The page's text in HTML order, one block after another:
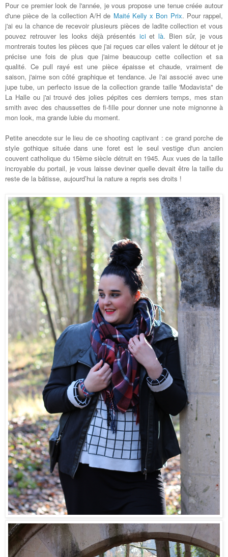
Pour ce premier look de l'année, je vous propose une tenue créée autour
d'une pièce de la collection A/H de Maité Kelly x Bon Prix. Pour rappel,
j'ai eu la chance de recevoir plusieurs pièces de ladite collection et vous
pouvez retrouver les looks déjà présentés icietlà. Bien sûr, je vous
montrerais toutes les pièces que j'ai reçues car elles valent le détour et je
précise une fois de plus que j'aime beaucoup cette collection et sa
qualité. Ce pull rayé est une pièce épaisse et chaude, vraiment de
saison, j'aime son côté graphique et tendance. Je l'ai associé avec une
jupe tube, un perfecto issue de la collection grande taille 'Modavista" de
La Halle ou j'ai trouvé des jolies pépites ces derniers temps, mes stan
smith avec des chaussettes de fi-fille pour donner une note mignonne à
mon look, ma grande lubie du moment.
Petite anecdote sur le lieu de ce shooting captivant : ce grand porche de
style gothique située dans une foret est le seul vestige d'un ancien
couvent catholique du 15ème siècle détruit en 1945. Aux vues de la taille
incroyable du portail, je vous laisse deviner quelle devait être la taille du
reste de la bâtisse, aujourd’hui la nature a repris ses droits !